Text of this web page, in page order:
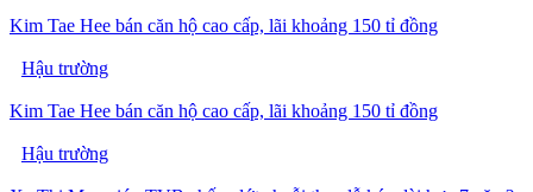
Kim Tae Hee bán căn hộ cao cấp, lãi khoảng 150 tỉ đồng
Hậu trường
Kim Tae Hee bán căn hộ cao cấp, lãi khoảng 150 tỉ đồng
Hậu trường